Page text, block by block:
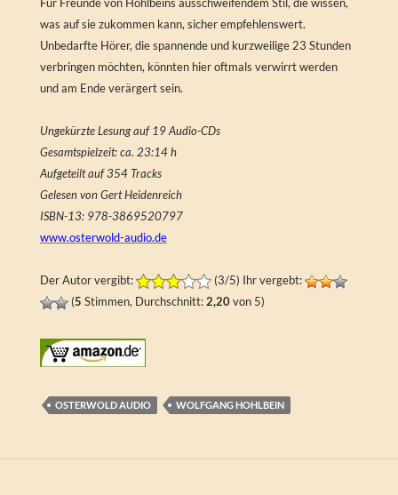
was auf sie zukommen kann, sicher empfehlenswert.
Unbedarfte Hörer, die spannende und kurzweilige 23 Stunden
verbringen möchten, könnten hier oftmals verwirrt werden
und am Ende verärgert sein.
Ungekürzte Lesung auf 19 Audio-CDs
Gesamtspielzeit: ca. 23:14 h
Aufgeteilt auf 354 Tracks
Gelesen von Gert Heidenreich
ISBN-13: 978-3869520797
www.osterwold-audio.de
Der Autor vergibt:
(3/5) Ihr vergebt:
(5 Stimmen, Durchschnitt:2,20von 5)
OSTERWOLD AUDIO WOLFGANG HOHLBEIN